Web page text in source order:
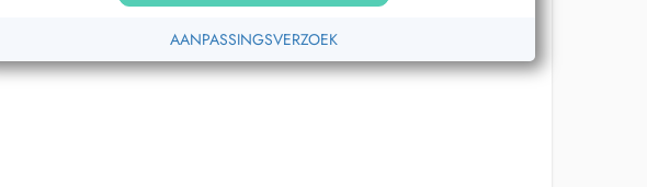
AANPASSINGSVERZOEK